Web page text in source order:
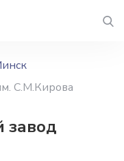
С.М.Кирова
завод